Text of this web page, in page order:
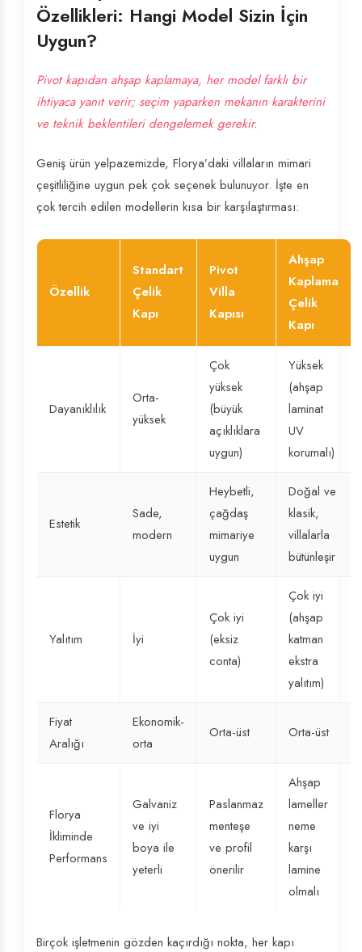
Özellikleri: Hangi Model Sizin İçin
Uygun?
Pivot kapıdan ahşap kaplamaya, her model farklı bir
ihtiyaca yanıt verir; seçim yaparken mekanın karakterini
ve teknik beklentileri dengelemek gerekir.
Geniş ürün yelpazemizde, Florya’daki villaların mimari
çeşitliliğine uygun pek çok seçenek bulunuyor. İşte en
çok tercih edilen modellerin kısa bir karşılaştırması:
Özellik
Standart
Çelik
Kapı
Pivot
Villa
Kapısı
Ahşap
Kaplama
Çelik
Kapı
Dayanıklılık
Orta-
yüksek
Çok
yüksek
(büyük
açıklıklara
uygun)
Yüksek
(ahşap
laminat
UV
korumalı)
Estetik
Sade,
modern
Heybetli,
çağdaş
mimariye
uygun
Doğal ve
klasik,
villalarla
bütünleşir
Yalıtım İyi
Çok iyi
(eksiz
conta)
Çok iyi
(ahşap
katman
ekstra
yalıtım)
Fiyat
Aralığı
Ekonomik-
orta
Orta-üst Orta-üst
Florya
İkliminde
Performans
Galvaniz
ve iyi
boya ile
yeterli
Paslanmaz
menteşe
ve profil
önerilir
Ahşap
lameller
neme
karşı
lamine
olmalı
Birçok işletmenin gözden kaçırdığı nokta, her kapı